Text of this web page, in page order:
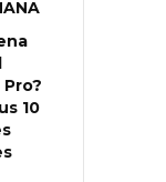
10